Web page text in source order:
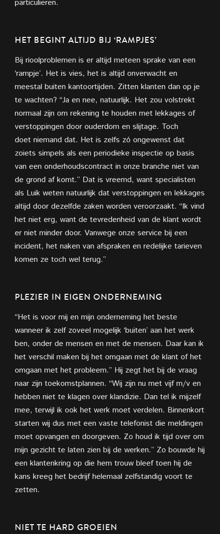
particulieren.
HET BEGINT ALTIJD BIJ ‘RAMPJES’
Bij rioolproblemen is er altijd meteen sprake van een
‘rampje’. Het is vies, het is altijd onverwacht en
meestal buiten kantoortijden. Zitten klanten dan op je
te wachten? “Ja en nee, natuurlijk. Het zou volstrekt
normaal zijn om rekening te houden met lekkages of
verstoppingen door ouderdom en slijtage. Toch
doet niemand dat. Het is zelfs zó ongewenst dat
zoiets simpels als een periodieke inspectie op basis
van een onderhoudscontract in onze branche niet van
de grond af komt.” Dat is vreemd, want specialisten
als Luik weten natuurlijk dat verstoppingen en lekkages
altijd door dezelfde zaken worden veroorzaakt. “Ik vind
het niet erg, want de tevredenheid van de klant wordt
er niet minder door. Vanwege onze service bij een
incident, het naken van afspraken en redelijke tarieven
komen ze toch wel terug.”
PLEZIER IN EIGEN ONDERNEMING
“Het is voor mij en mijn onderneming het beste
wanneer ik zelf zoveel mogelijk ‘buiten’ aan het werk
ben, onder de mensen en met de mensen. Daar kan ik
het verschil maken bij het omgaan met de klant of het
omgaan met het probleem.” Hij zegt het bij de vraag
naar zijn toekomstplannen. “Wij zijn nu met vijf m/v en
hebben niet te klagen over klandizie. Dan tel ik mijzelf
mee, terwijl ik ook het werk moet verdelen. Binnenkort
starten wij dus met een vaste telefonist die meldingen
moet opvangen en doorgeven. Zo houd ik tijd over om
mijn gezicht te laten zien bij de werken.” Zo bouwde hij
een klantenkring op die hem trouw bleef toen hij de
kans kreeg het bedrijf helemaal zelfstandig voort te
zetten.
NIET TE HARD GROEIEN